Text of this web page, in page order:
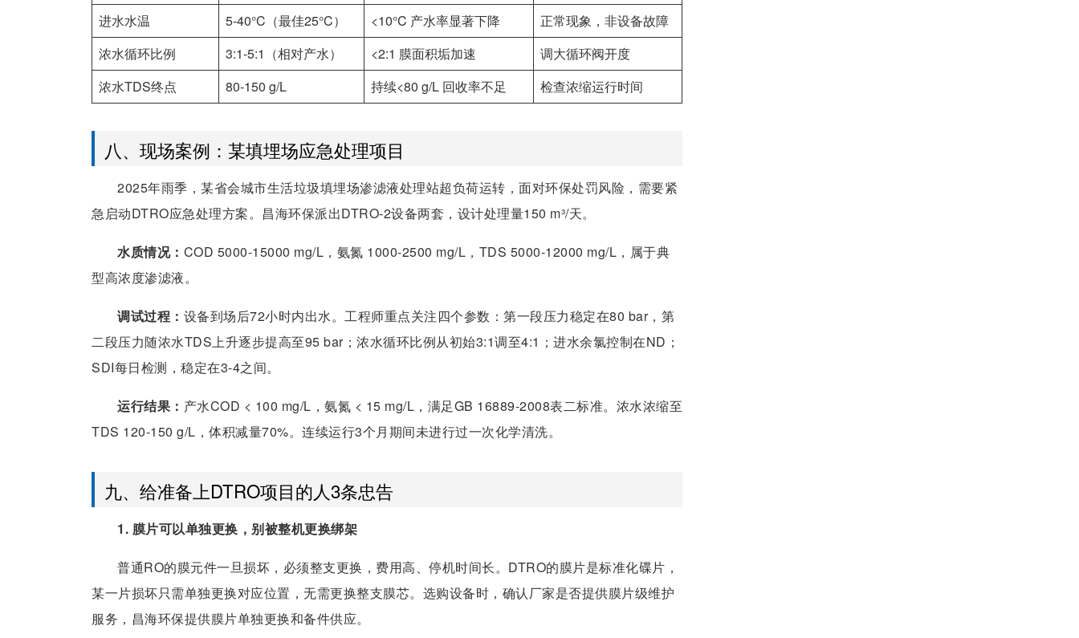
进水水温
5-40°C（最佳25°C） <10°C 产水率显著下降
正常现象，非设备故障
浓水循环比例
3:1-5:1（相对产水） <2:1 膜面积垢加速
调大循环阀开度
浓水TDS终点
80-150 g/L 持续<80 g/L 回收率不足 检查浓缩运行时间
八、现场案例：某填埋场应急处理项目
2025年雨季，某省会城市生活垃圾填埋场渗滤液处理站超负荷运转，面对环保处罚风险，需要紧
急启动DTRO应急处理方案。昌海环保派出DTRO-2设备两套，设计处理量150 m³/天。
水质情况： COD 5000-15000 mg/L，氨氮 1000-2500 mg/L，TDS 5000-12000 mg/L，属于典
型高浓度渗滤液。
调试过程： 设备到场后72小时内出水。工程师重点关注四个参数：第一段压力稳定在80 bar，第
二段压力随浓水TDS上升逐步提高至95 bar；浓水循环比例从初始3:1调至4:1；进水余氯控制在ND；
SDI每日检测，稳定在3-4之间。
运行结果： 产水COD < 100 mg/L，氨氮 < 15 mg/L，满足GB 16889-2008表二标准。浓水浓缩至
TDS 120-150 g/L，体积减量70%。连续运行3个月期间未进行过一次化学清洗。
九、给准备上DTRO项目的人3条忠告
1. 膜片可以单独更换，别被整机更换绑架
普通RO的膜元件一旦损坏，必须整支更换，费用高、停机时间长。DTRO的膜片是标准化碟片，
某一片损坏只需单独更换对应位置，无需更换整支膜芯。选购设备时，确认厂家是否提供膜片级维护
服务，昌海环保提供膜片单独更换和备件供应。